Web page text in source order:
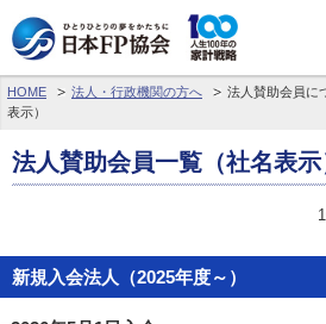
HOME 法人・行政機関の方へ
法人賛助会員に
表示）
法人賛助会員一覧（社名表示
新規入会法人（2025年度～）